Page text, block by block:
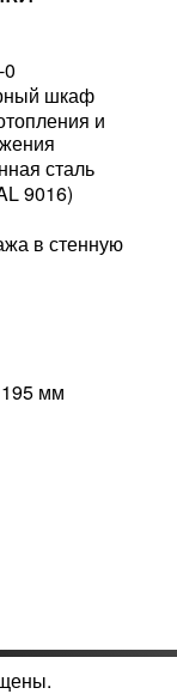
шкаф
и
сталь
9016)
в стенную
мм